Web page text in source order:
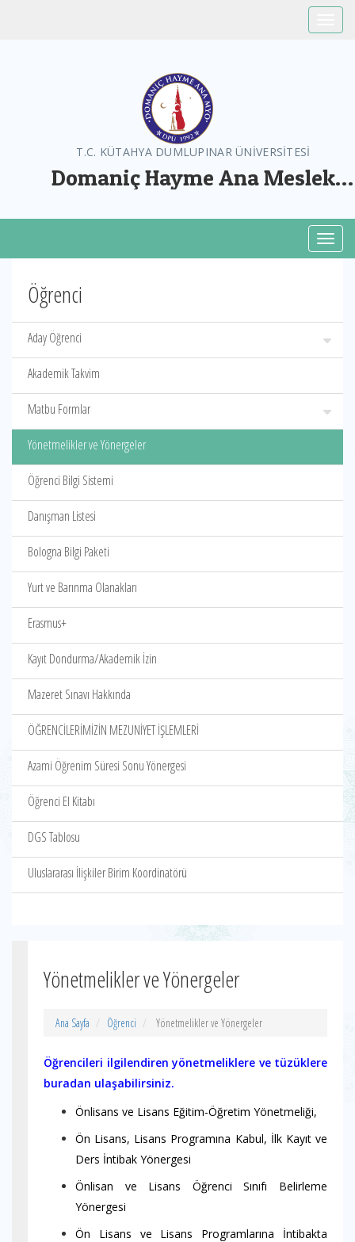
T.C. KÜTAHYA DUMLUPINAR ÜNİVERSİTESİ
Domaniç Hayme Ana Meslek
Öğrenci
Aday Öğrenci
Akademik Takvim
Matbu Formlar
Yönetmelikler ve Yönergeler
Öğrenci Bilgi Sistemi
Danışman Listesi
Bologna Bilgi Paketi
Yurt ve Barınma Olanakları
Erasmus+
Kayıt Dondurma/Akademik İzin
Mazeret Sınavı Hakkında
ÖĞRENCİLERİMİZİN MEZUNİYET İŞLEMLERİ
Azami Öğrenim Süresi Sonu Yönergesi
Öğrenci El Kitabı
DGS Tablosu
Uluslararası İlişkiler Birim Koordinatörü
Yönetmelikler ve Yönergeler
Ana Sayfa Öğrenci Yönetmelikler ve Yönergeler
Öğrencileri ilgilendiren yönetmeliklere ve tüzüklere
buradan ulaşabilirsiniz.
Önlisans ve Lisans Eğitim-Öğretim Yönetmeliği,
Ön Lisans, Lisans Programına Kabul, İlk Kayıt ve
Ders İntibak Yönergesi
Önlisan ve Lisans Öğrenci Sınıfı Belirleme
Yönergesi
Ön Lisans ve Lisans Programlarına İntibakta